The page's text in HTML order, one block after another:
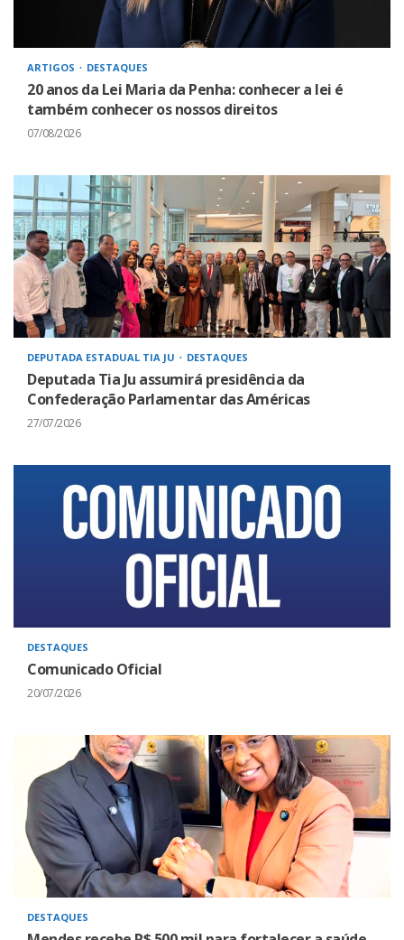
ARTIGOS DESTAQUES
20 anos da Lei Maria da Penha: conhecer a lei é
também conhecer os nossos direitos
07/08/2026
DEPUTADA ESTADUAL TIA JU DESTAQUES
Deputada Tia Ju assumirá presidência da
Confederação Parlamentar das Américas
27/07/2026
DESTAQUES
Comunicado Oficial
20/07/2026
DESTAQUES